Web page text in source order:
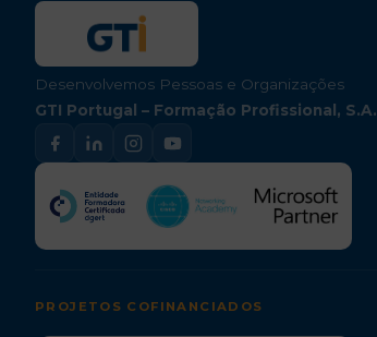
Desenvolvemos Pessoas e Organizações
GTI Portugal – Formação Profissional, S.A.
PROJETOS COFINANCIADOS